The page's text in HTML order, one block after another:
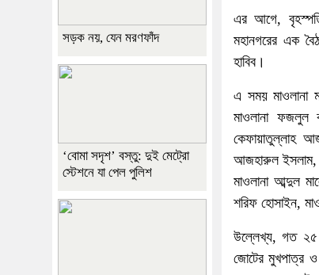
এর আগে,
মহানগরের এক
হাবিব।
এ সময় মাওলানা
মাওলানা ফজলুল
কেফায়াতুল্লাহ
আজহারুল ইসলাম,
মাওলানা আব্দুল
শরিফ হোসাইন,
উল্লেখ্য, গত ২৫
জোটের মুখপাত্র ও
সড়ক নয়, যেন মরণফাঁদ
‘বোমা সদৃশ’ বস্তু: দুই মেট্রো
স্টেশনে যা পেল পুলিশ